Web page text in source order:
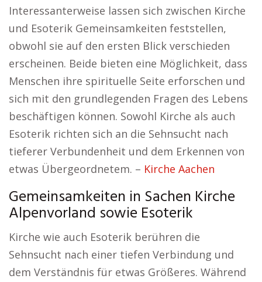
Interessanterweise lassen sich zwischen Kirche
und Esoterik Gemeinsamkeiten feststellen,
obwohl sie auf den ersten Blick verschieden
erscheinen. Beide bieten eine Möglichkeit, dass
Menschen ihre spirituelle Seite erforschen und
sich mit den grundlegenden Fragen des Lebens
beschäftigen können. Sowohl Kirche als auch
Esoterik richten sich an die Sehnsucht nach
tieferer Verbundenheit und dem Erkennen von
etwas Übergeordnetem. – Kirche Aachen
Gemeinsamkeiten in Sachen Kirche
Alpenvorland sowie Esoterik
Kirche wie auch Esoterik berühren die
Sehnsucht nach einer tiefen Verbindung und
dem Verständnis für etwas Größeres. Während